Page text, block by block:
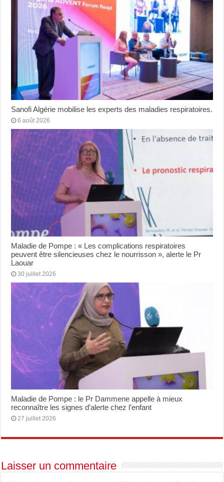
Sanofi Algérie mobilise les experts des maladies respiratoires.
6 août 2026
Maladie de Pompe : « Les complications respiratoires
peuvent être silencieuses chez le nourrisson », alerte le Pr
Laouar
30 juillet 2026
Maladie de Pompe : le Pr Dammene appelle à mieux
reconnaître les signes d’alerte chez l’enfant
27 juillet 2026
Laisser un commentaire